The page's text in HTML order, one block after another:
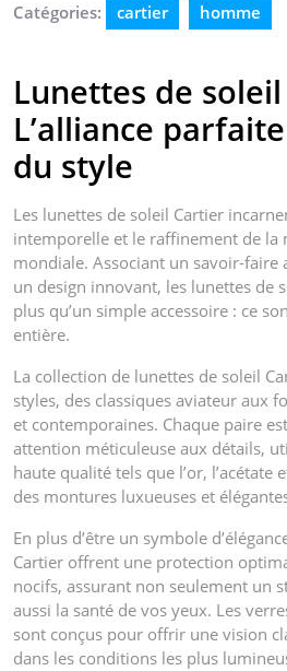
Catégories: cartier homme
Lunettes de
L’alliance
du style
Les lunettes de soleil Cartier
intemporelle et le raffinement de la
mondiale. Associant un savoir-faire
un design innovant, les lunettes de
plus qu’un simple accessoire : ce
entière.
La collection de lunettes de soleil
styles, des classiques aviateur aux
et contemporaines. Chaque paire
attention méticuleuse aux détails,
haute qualité tels que l’or, l’acétate
des montures luxueuses et
En plus d’être un symbole
Cartier offrent une protection
nocifs, assurant non seulement un
aussi la santé de vos yeux. Les
sont conçus pour offrir une vision
dans les conditions les plus